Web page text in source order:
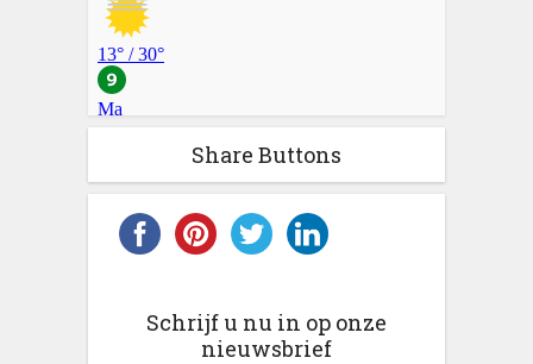
Share Buttons
Schrijf u nu in op onze
nieuwsbrief